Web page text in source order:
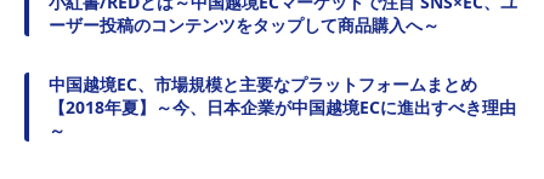
ーザー投稿のコンテンツをタップして商品購入へ～
中国越境EC、市場規模と主要なプラットフォームまとめ
【2018年夏】～今、日本企業が中国越境ECに進出すべき理由
～